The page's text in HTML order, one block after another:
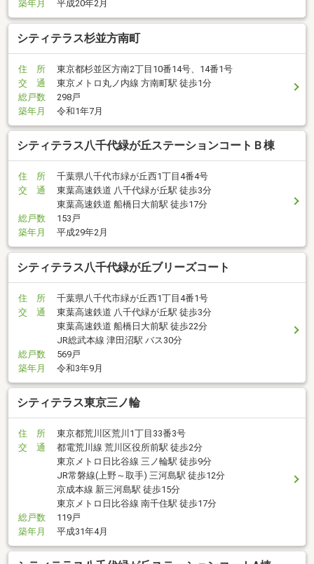
築年月
平成20年2月
シティテラス杉並方南町
住 所
東京都杉並区方南2丁目10番14号、14番1号
交 通
東京メトロ丸ノ内線 方南町駅 徒歩1分
総戸数
298戸
築年月
令和1年7月
シティテラス八千代緑が丘ステーションコートＢ棟
住 所
千葉県八千代市緑が丘西1丁目4番4号
交 通
東葉高速鉄道 八千代緑が丘駅 徒歩3分
東葉高速鉄道 船橋日大前駅 徒歩17分
総戸数
153戸
築年月
平成29年2月
シティテラス八千代緑が丘ブリーズコート
住 所
千葉県八千代市緑が丘西1丁目4番1号
交 通
東葉高速鉄道 八千代緑が丘駅 徒歩3分
東葉高速鉄道 船橋日大前駅 徒歩22分
JR総武本線 津田沼駅 バス30分
総戸数
569戸
築年月
令和3年9月
シティテラス東京三ノ輪
住 所
東京都荒川区荒川1丁目33番3号
交 通
都電荒川線 荒川区役所前駅 徒歩2分
東京メトロ日比谷線 三ノ輪駅 徒歩9分
JR常磐線(上野～取手) 三河島駅 徒歩12分
京成本線 新三河島駅 徒歩15分
東京メトロ日比谷線 南千住駅 徒歩17分
総戸数
119戸
築年月
平成31年4月